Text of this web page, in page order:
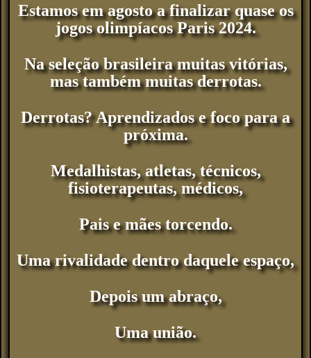
Estamos em agosto a finalizar quase os
jogos olimpíacos Paris 2024.
Na seleção brasileira muitas vitórias,
mas também muitas derrotas.
Derrotas? Aprendizados e foco para a
próxima.
Medalhistas, atletas, técnicos,
fisioterapeutas, médicos,
Pais e mães torcendo.
Uma rivalidade dentro daquele espaço,
Depois um abraço,
Uma união.